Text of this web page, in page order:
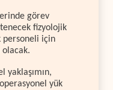
görev
fizyolojik
personeli için
olacak.
yaklaşımın,
yük